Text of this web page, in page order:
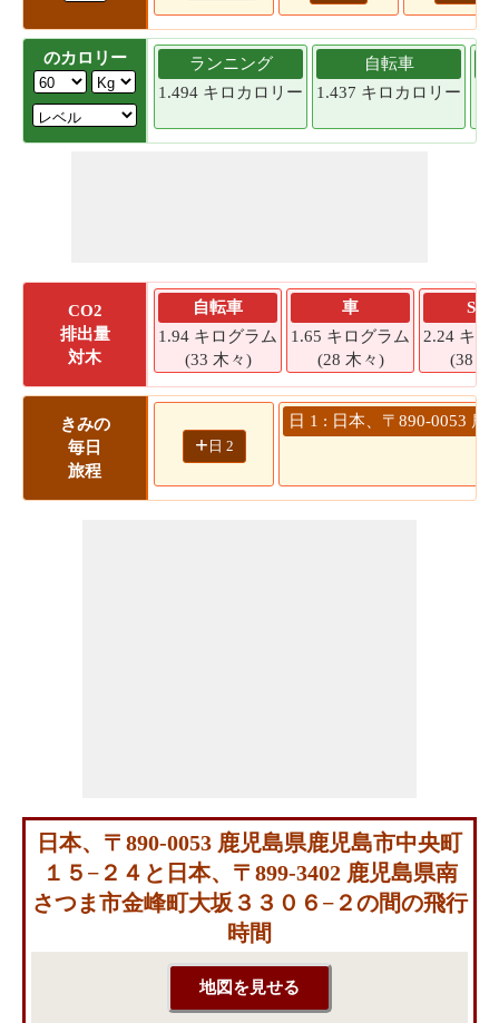
のカロリー
ランニング
1.494 キロカロリー
自転車
1.437 キロカロリー
CO2
排出量
対木
自転車
1.94 キログラム
(33 木々)
車
1.65 キログラム
(28 木々)
SUV
2.24 キロ
(38 木
きみの
毎日
旅程
+ 日 2
日 1 : 日本、〒890-0053
日本、〒890-0053 鹿児島県鹿児島市中央町
１５−２４と日本、〒899-3402 鹿児島県南
さつま市金峰町大坂３３０６−２の間の飛行
時間